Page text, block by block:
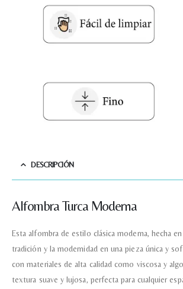
DESCRIPCIÓN
Alfombra Turca Moderna
Esta alfombra de estilo clásica moderna, hecha
tradición y la modernidad en una pieza única y
con materiales de alta calidad como viscosa y
textura suave y lujosa, perfecta para cualquier
Nombre y apellido*
Teléfono